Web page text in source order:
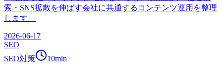
索・SNS拡散を伸ばす会社に共通するコンテンツ運用を整理
します。
2026-06-17
SEO
SEO対策
10min